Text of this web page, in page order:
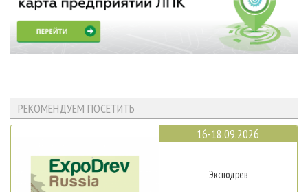
РЕКОМЕНДУЕМ ПОСЕТИТЬ
16-18.09.2026
Эксподрев